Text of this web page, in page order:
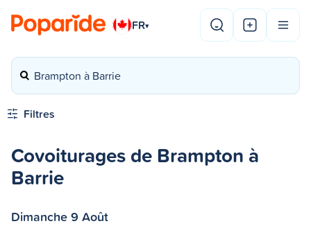
FR▾
Brampton à Barrie
Filtres
Covoiturages de Brampton à
Barrie
Dimanche 9 Août